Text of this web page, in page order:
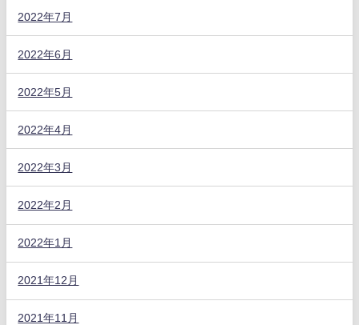
2022年7月
2022年6月
2022年5月
2022年4月
2022年3月
2022年2月
2022年1月
2021年12月
2021年11月